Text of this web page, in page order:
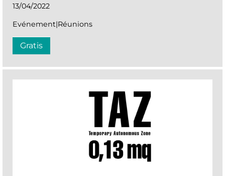
13/04/2022
Evénement|Réunions
Gratis